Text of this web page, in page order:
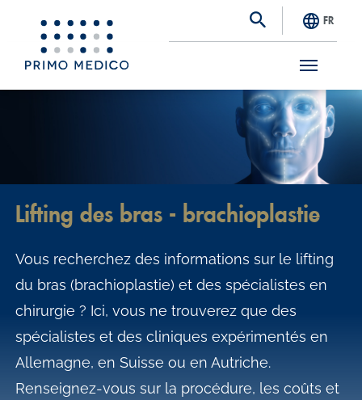
S
FR
Lifting des bras - brachioplastie
Vous recherchez des informations sur le lifting
du bras (brachioplastie) et des spécialistes en
chirurgie ? Ici, vous ne trouverez que des
spécialistes et des cliniques expérimentés en
Allemagne, en Suisse ou en Autriche.
Renseignez-vous sur la procédure, les coûts et